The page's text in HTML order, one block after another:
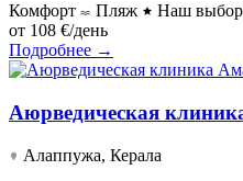
Комфорт
Пляж
Наш выбор
от 108 €/день
Подробнее →
Аюрведическая
Алаппужа, Керала